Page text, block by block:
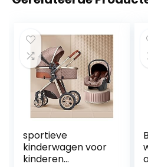
sportieve
kinderwagen voor
kinderen